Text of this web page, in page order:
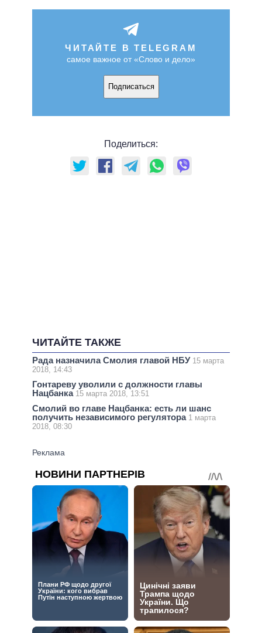
ЧИТАЙТЕ В TELEGRAM
самое важное от «Слово и дело»
Подписаться
Поделиться:
ЧИТАЙТЕ ТАКЖЕ
Рада назначила Смолия главой НБУ 15 марта
2018, 14:43
Гонтареву уволили с должности главы
Нацбанка 15 марта 2018, 13:51
Смолий во главе Нацбанка: есть ли шанс
получить независимого регулятора 1 марта
2018, 08:30